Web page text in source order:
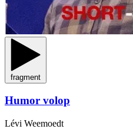
fragment
Humor volop
Lévi Weemoedt